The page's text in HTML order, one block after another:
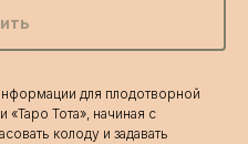
для плодотворной
Тота», начиная с
колоду и задавать